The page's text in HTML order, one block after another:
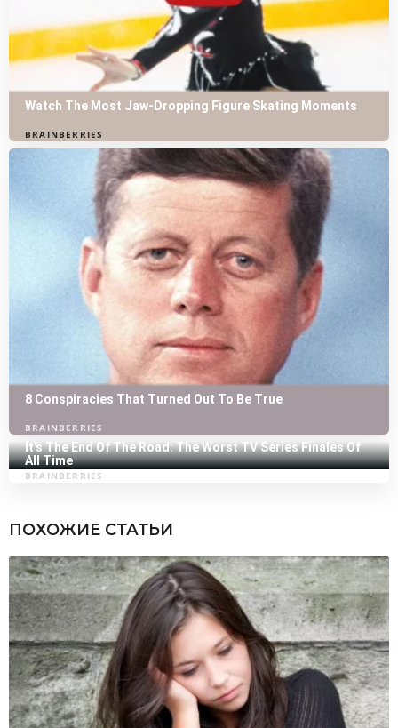
ПОХОЖИЕ СТАТЬИ